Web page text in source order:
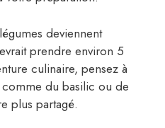
deviennent
prendre environ 5
culinaire, pensez à
du basilic ou de
plus partagé.